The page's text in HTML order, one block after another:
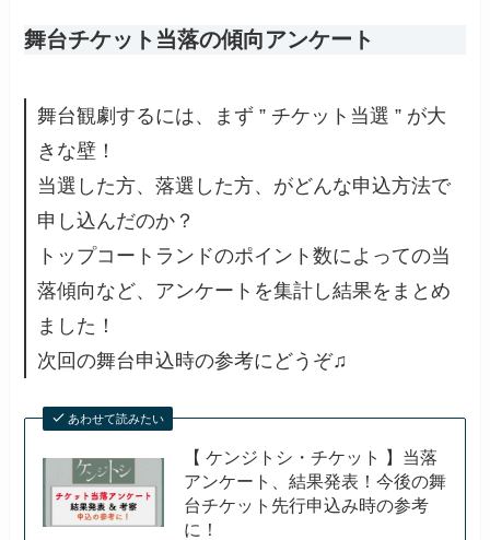
舞台チケット当落の傾向アンケート
舞台観劇するには、まず ” チケット当選 ” が大
きな壁！
当選した方、落選した方、がどんな申込方法で
申し込んだのか？
トップコートランドのポイント数によっての当
落傾向など、アンケートを集計し結果をまとめ
ました！
次回の舞台申込時の参考にどうぞ♫
あわせて読みたい
【 ケンジトシ・チケット 】当落
アンケート、結果発表！今後の舞
台チケット先行申込み時の参考
に！